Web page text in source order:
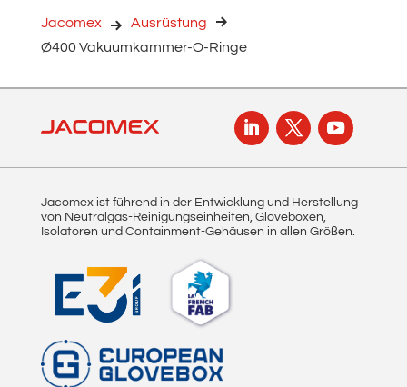
Jacomex
Ausrüstung
Ø400 Vakuumkammer-O-Ringe
Jacomex ist führend in der Entwicklung und Herstellung
von Neutralgas-Reinigungseinheiten, Gloveboxen,
Isolatoren und Containment-Gehäusen in allen Größen.